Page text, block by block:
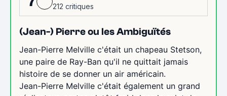
212 critiques
(Jean-) Pierre ou les Ambiguïtés
Jean-Pierre Melville c'était un chapeau Stetson,
une paire de Ray-Ban qu'il ne quittait jamais
histoire de se donner un air américain.
Jean-Pierre Melville c'était également un grand